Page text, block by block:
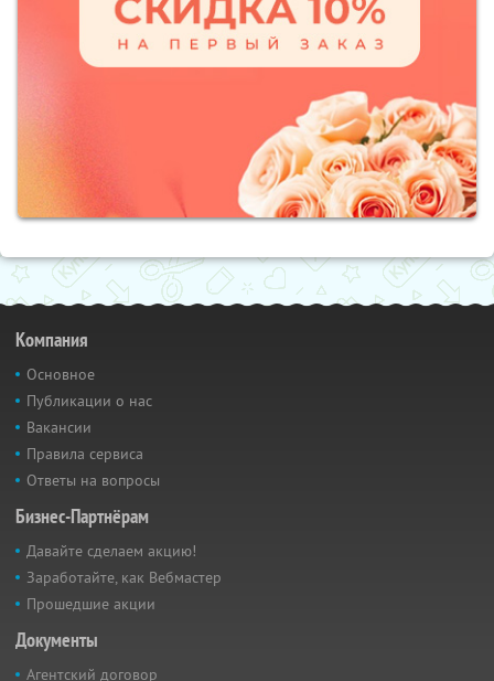
Компания
Основное
Публикации о нас
Вакансии
Правила сервиса
Ответы на вопросы
Бизнес-Партнёрам
Давайте сделаем акцию!
Заработайте, как Вебмастер
Прошедшие акции
Документы
Агентский договор